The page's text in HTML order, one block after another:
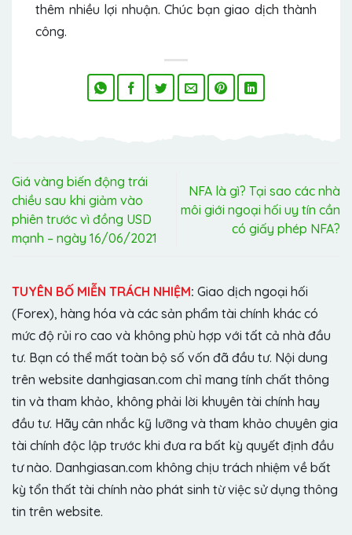
thêm nhiều lợi nhuận. Chúc bạn giao dịch thành
công.
Giá vàng biến động trái
chiều sau khi giảm vào
phiên trước vì đồng USD
mạnh – ngày 16/06/2021
NFA là gì? Tại sao các nhà
môi giới ngoại hối uy tín cần
có giấy phép NFA?
TUYÊN BỐ MIỄN TRÁCH NHIỆM: Giao dịch ngoại hối
(Forex), hàng hóa và các sản phẩm tài chính khác có
mức độ rủi ro cao và không phù hợp với tất cả nhà đầu
tư. Bạn có thể mất toàn bộ số vốn đã đầu tư. Nội dung
trên website danhgiasan.com chỉ mang tính chất thông
tin và tham khảo, không phải lời khuyên tài chính hay
đầu tư. Hãy cân nhắc kỹ lưỡng và tham khảo chuyên gia
tài chính độc lập trước khi đưa ra bất kỳ quyết định đầu
tư nào. Danhgiasan.com không chịu trách nhiệm về bất
kỳ tổn thất tài chính nào phát sinh từ việc sử dụng thông
tin trên website.